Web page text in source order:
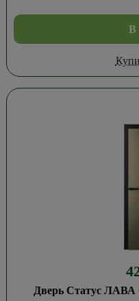
В
Дверь Статус